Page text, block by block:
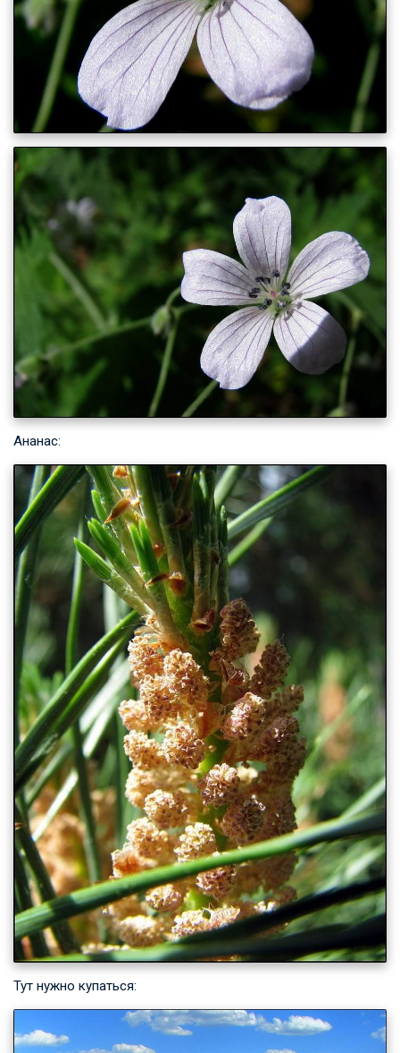
Ананас:
Тут нужно купаться: